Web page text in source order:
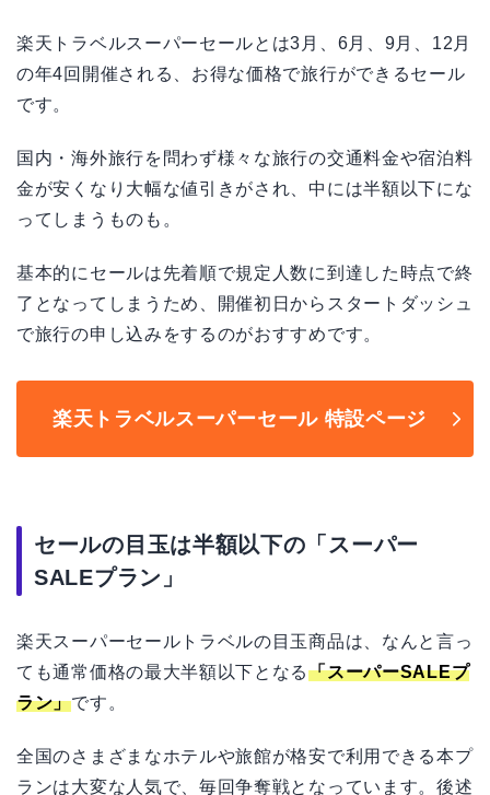
楽天トラベルスーパーセールとは3月、6月、9月、12月
の年4回開催される、お得な価格で旅行ができるセール
です。
国内・海外旅行を問わず様々な旅行の交通料金や宿泊料
金が安くなり大幅な値引きがされ、中には半額以下にな
ってしまうものも。
基本的にセールは先着順で規定人数に到達した時点で終
了となってしまうため、開催初日からスタートダッシュ
で旅行の申し込みをするのがおすすめです。
楽天トラベルスーパーセール 特設ページ
セールの目玉は半額以下の「スーパー
SALEプラン」
楽天スーパーセールトラベルの目玉商品は、なんと言っ
ても通常価格の最大半額以下となる「スーパーSALEプ
ラン」です。
全国のさまざまなホテルや旅館が格安で利用できる本プ
ランは大変な人気で、毎回争奪戦となっています。後述